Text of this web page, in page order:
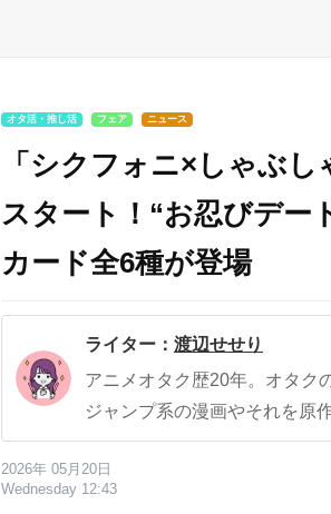
オタ活・推し活 フェア ニュース
「シクフォニ×しゃぶ
スタート！“お忍びデー
カード全6種が登場
ライター： 渡辺せせり
アニメオタク歴20年。オタク
ジャンプ系の漫画やそれを原
2026年 05月20日
Wednesday 12:43